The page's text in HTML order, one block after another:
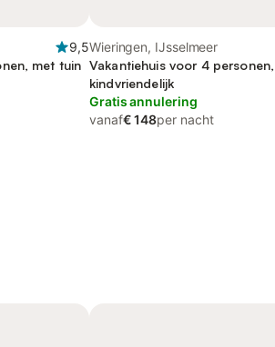
9,5
met tuin
Wieringen, IJsselmeer
Vakantiehuis voor 4 personen,
kindvriendelijk
Gratis annulering
vanaf€ 148per nacht